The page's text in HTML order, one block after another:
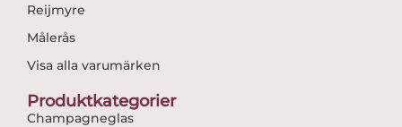
Reijmyre
Målerås
Visa alla varumärken
Produktkategorier
Champagneglas